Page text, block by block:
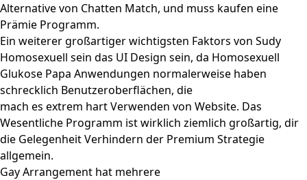
Alternative von Chatten Match, und muss kaufen eine
Prämie Programm.
Ein weiterer großartiger wichtigsten Faktors von Sudy
Homosexuell sein das UI Design sein, da Homosexuell
Glukose Papa Anwendungen normalerweise haben
schrecklich Benutzeroberflächen, die
mach es extrem hart Verwenden von Website. Das
Wesentliche Programm ist wirklich ziemlich großartig, dir
die Gelegenheit Verhindern der Premium Strategie
allgemein.
Gay Arrangement hat mehrere